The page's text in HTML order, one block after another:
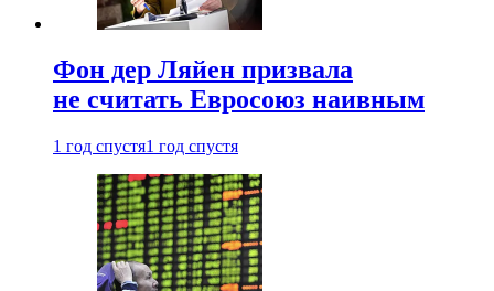
Фон дер Ляйен призвала
не считать Евросоюз наивным
1 год спустя1 год спустя